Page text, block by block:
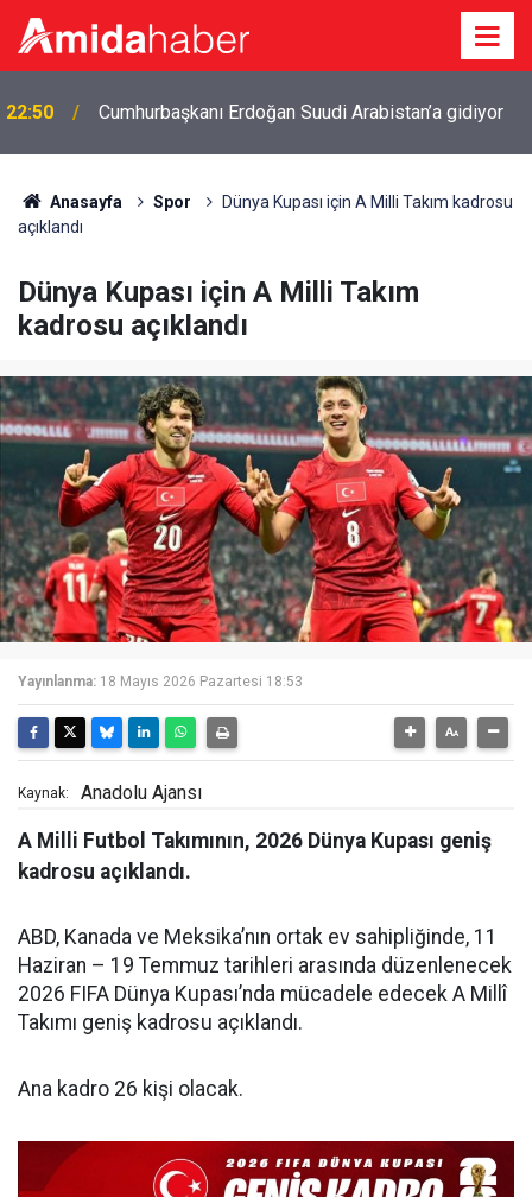
22:50 Cumhurbaşkanı Erdoğan Suudi Arabistan’a gidiyor
Anasayfa Spor
Dünya Kupası için A Milli Takım kadrosu
açıklandı
Dünya Kupası için A Milli Takım
kadrosu açıklandı
Yayınlanma: 18 Mayıs 2026 Pazartesi 18:53
Kaynak: Anadolu Ajansı
A Milli Futbol Takımının, 2026 Dünya Kupası geniş
kadrosu açıklandı.
ABD, Kanada ve Meksika’nın ortak ev sahipliğinde, 11
Haziran – 19 Temmuz tarihleri arasında düzenlenecek
2026 FIFA Dünya Kupası’nda mücadele edecek A Millî
Takımı geniş kadrosu açıklandı.
Ana kadro 26 kişi olacak.